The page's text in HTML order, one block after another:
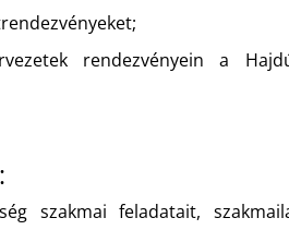
rendezvényein a
szakmai feladatait,